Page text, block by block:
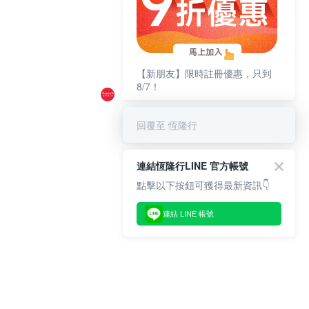
【新朋友】限時註冊優惠，只到
8/7！
回覆至 恆隆行
連結恆隆行LINE 官方帳號
點擊以下按鈕可獲得最新資訊👇
連結 LINE 帳號